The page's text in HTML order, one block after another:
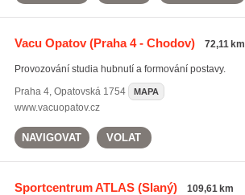
Vacu Opatov(Praha 4 - Chodov) 72,11 km
Provozování studia hubnutí a formování postavy.
Praha 4, Opatovská 1754 MAPA
www.vacuopatov.cz
NAVIGOVAT VOLAT
Sportcentrum ATLAS(Slaný) 109,61 km